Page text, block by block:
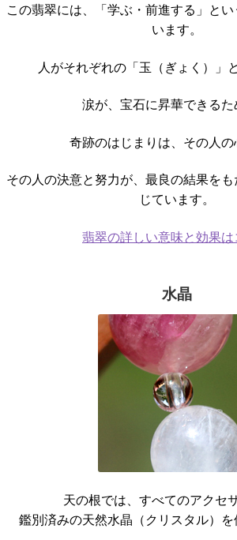
この翡翠には、「学ぶ・前進する」と
います。
人がそれぞれの「玉（ぎょく）」
涙が、宝石に昇華できるた
奇跡のはじまりは、その人の
その人の決意と努力が、最良の結果を
じています。
翡翠の詳しい意味と効果は
水晶
天の根では、すべてのアクセ
鑑別済みの天然水晶（クリスタル）を